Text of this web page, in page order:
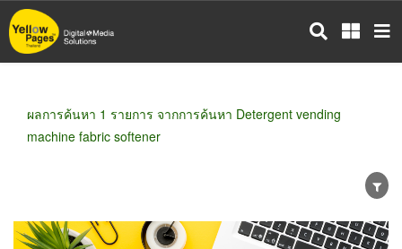
ข้าม
ไป
ผลการค้นหา 1 รายการ จากการค้นหา Detergent vending
machine fabric softener